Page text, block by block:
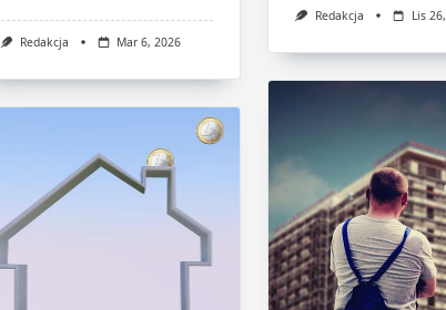
Redakcja Mar 6, 2026
Redakcja Lis